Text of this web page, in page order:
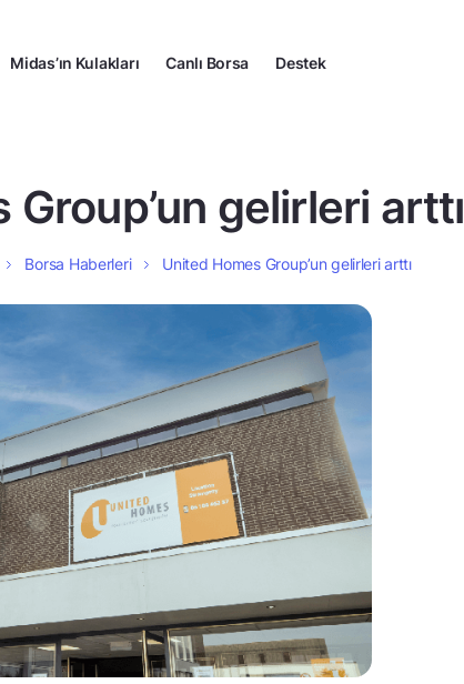
Midas’ın Kulakları Canlı Borsa Destek
gelirleri arttı
Borsa Haberleri United Homes Group’un gelirleri arttı